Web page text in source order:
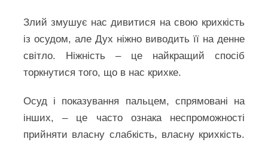
Злий змушує нас дивитися на свою крихкість
із осудом, але Дух ніжно виводить її на денне
світло. Ніжність – це найкращий спосіб
торкнутися того, що в нас крихке.
Осуд і показування пальцем, спрямовані на
інших, – це часто ознака неспроможності
прийняти власну слабкість, власну крихкість.